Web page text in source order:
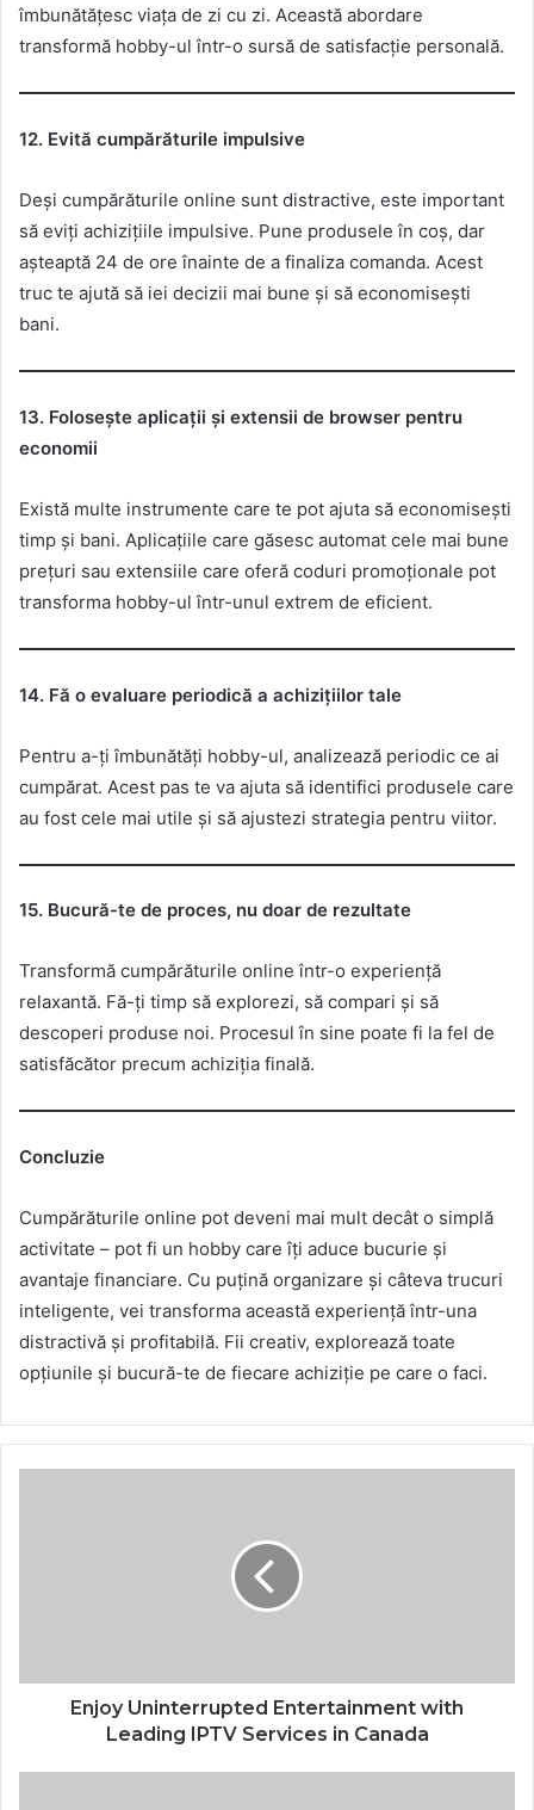
îmbunătățesc viața de zi cu zi. Această abordare
transformă hobby-ul într-o sursă de satisfacție personală.
12. Evită cumpărăturile impulsive
Deși cumpărăturile online sunt distractive, este important
să eviți achizițiile impulsive. Pune produsele în coș, dar
așteaptă 24 de ore înainte de a finaliza comanda. Acest
truc te ajută să iei decizii mai bune și să economisești
bani.
13. Folosește aplicații și extensii de browser pentru
economii
Există multe instrumente care te pot ajuta să economisești
timp și bani. Aplicațiile care găsesc automat cele mai bune
prețuri sau extensiile care oferă coduri promoționale pot
transforma hobby-ul într-unul extrem de eficient.
14. Fă o evaluare periodică a achizițiilor tale
Pentru a-ți îmbunătăți hobby-ul, analizează periodic ce ai
cumpărat. Acest pas te va ajuta să identifici produsele care
au fost cele mai utile și să ajustezi strategia pentru viitor.
15. Bucură-te de proces, nu doar de rezultate
Transformă cumpărăturile online într-o experiență
relaxantă. Fă-ți timp să explorezi, să compari și să
descoperi produse noi. Procesul în sine poate fi la fel de
satisfăcător precum achiziția finală.
Concluzie
Cumpărăturile online pot deveni mai mult decât o simplă
activitate – pot fi un hobby care îți aduce bucurie și
avantaje financiare. Cu puțină organizare și câteva trucuri
inteligente, vei transforma această experiență într-una
distractivă și profitabilă. Fii creativ, explorează toate
opțiunile și bucură-te de fiecare achiziție pe care o faci.
Enjoy Uninterrupted Entertainment with
Leading IPTV Services in Canada